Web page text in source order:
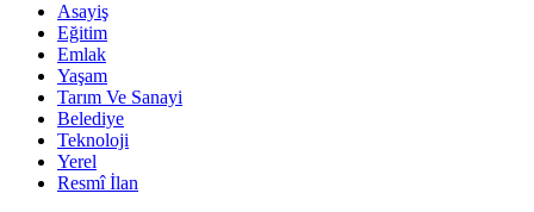
Asayiş
Eğitim
Emlak
Yaşam
Tarım Ve Sanayi
Belediye
Teknoloji
Yerel
Resmî İlan